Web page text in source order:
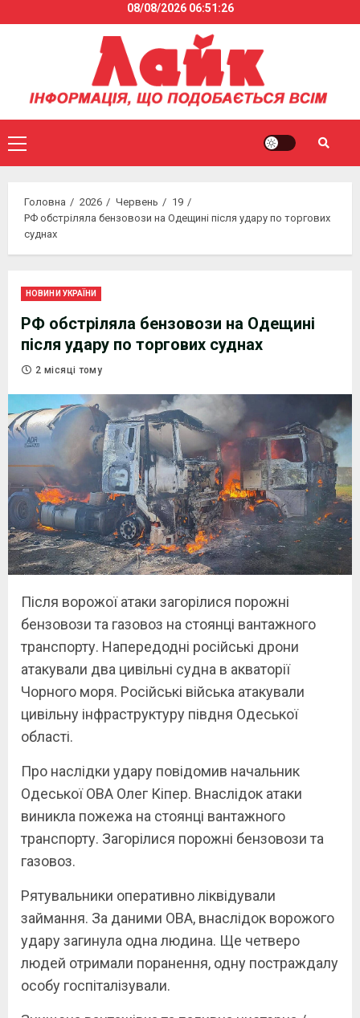
to
08/08/2026 06:51:27
Primary
Menu
Головна 2026 Червень
19
РФ обстріляла бензовози на Одещині після удару по торгових
суднах
НОВИНИ УКРАЇНИ
РФ обстріляла бензовози на Одещині
після удару по торгових суднах
2 місяці тому
Після ворожої атаки загорілися порожні
бензовози та газовоз на стоянці вантажного
транспорту. Напередодні російські дрони
атакували два цивільні судна в акваторії
Чорного моря. Російські війська атакували
цивільну інфраструктуру півдня Одеської
області.
Про наслідки удару повідомив начальник
Одеської ОВА Олег Кіпер. Внаслідок атаки
виникла пожежа на стоянці вантажного
транспорту. Загорілися порожні бензовози та
газовоз.
Рятувальники оперативно ліквідували
займання. За даними ОВА, внаслідок ворожого
удару загинула одна людина. Ще четверо
людей отримали поранення, одну постраждалу
особу госпіталізували.